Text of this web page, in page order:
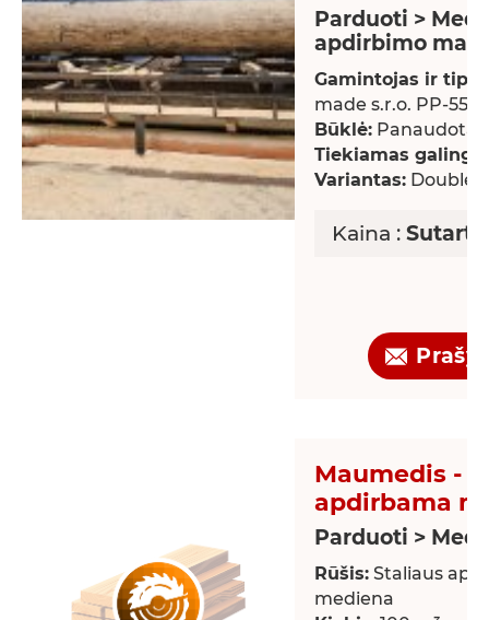
Parduoti >
apdirbimo
Gamintojas ir
made s.r.o. PP-550
Būklė: Panaudotas
Tiekiamas
Variantas: Double-
Kaina :
Maumedis -
apdirbama
Parduoti >
Rūšis: Staliaus
mediena